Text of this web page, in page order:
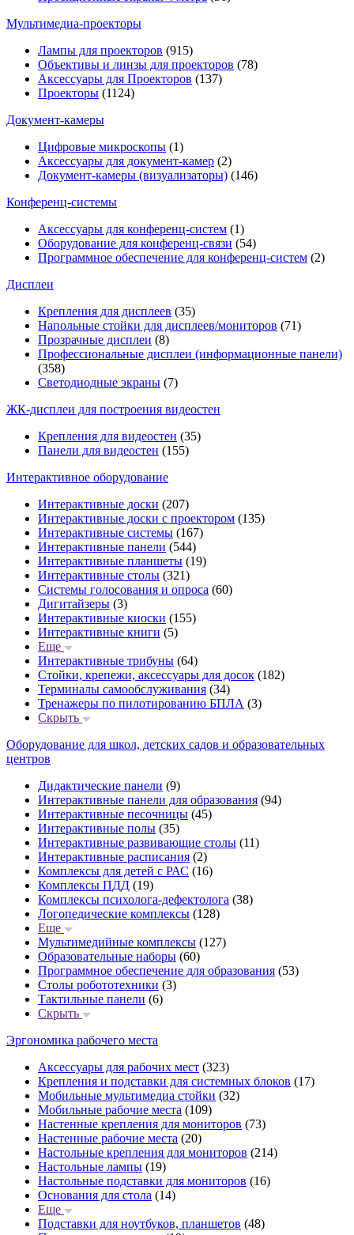
Мультимедиa-проекторы
Лампы для проекторов (915)
Объективы и линзы для проекторов (78)
Аксессуары для Проекторов (137)
Проекторы (1124)
Документ-камеры
Цифровые микроскопы (1)
Аксессуары для документ-камер (2)
Документ-камеры (визуализаторы) (146)
Конференц-системы
Аксессуары для конференц-систем (1)
Оборудование для конференц-связи (54)
Программное обеспечение для конференц-систем (2)
Дисплеи
Крепления для дисплеев (35)
Напольные стойки для дисплеев/мониторов (71)
Прозрачные дисплеи (8)
Профессиональные дисплеи (информационные панели)
(358)
Светодиодные экраны (7)
ЖК-дисплеи для построения видеостен
Крепления для видеостен (35)
Панели для видеостен (155)
Интерактивное оборудование
Интерактивные доски (207)
Интерактивные доски с проектором (135)
Интерактивные системы (167)
Интерактивные панели (544)
Интерактивные планшеты (19)
Интерактивные столы (321)
Системы голосования и опроса (60)
Дигитайзеры (3)
Интерактивные киоски (155)
Интерактивные книги (5)
Еще
Интерактивные трибуны (64)
Стойки, крепежи, аксессуары для досок (182)
Терминалы самообслуживания (34)
Тренажеры по пилотированию БПЛА (3)
Скрыть
Оборудование для школ, детских садов и образовательных
центров
Дидактические панели (9)
Интерактивные панели для образования (94)
Интерактивные песочницы (45)
Интерактивные полы (35)
Интерактивные развивающие столы (11)
Интерактивные расписания (2)
Комплексы для детей с РАС (16)
Комплексы ПДД (19)
Комплексы психолога-дефектолога (38)
Логопедические комплексы (128)
Еще
Мультимедийные комплексы (127)
Образовательные наборы (60)
Программное обеспечение для образования (53)
Столы робототехники (3)
Тактильные панели (6)
Скрыть
Эргономика рабочего места
Аксессуары для рабочих мест (323)
Крепления и подставки для системных блоков (17)
Мобильные мультимедиа стойки (32)
Мобильные рабочие места (109)
Настенные крепления для мониторов (73)
Настенные рабочие места (20)
Настольные крепления для мониторов (214)
Настольные лампы (19)
Настольные подставки для мониторов (16)
Основания для стола (14)
Еще
Подставки для ноутбуков, планшетов (48)